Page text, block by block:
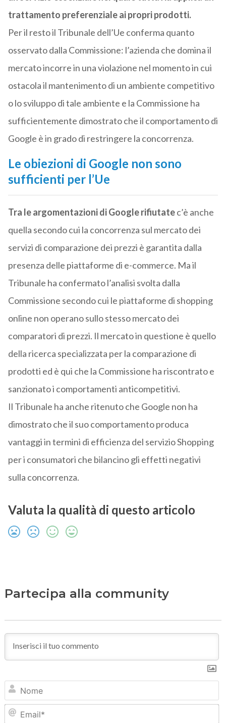
trattamento preferenziale ai propri prodotti.
Per il resto il Tribunale dell’Ue conferma quanto
osservato dalla Commissione: l’azienda che domina il
mercato incorre in una violazione nel momento in cui
ostacola il mantenimento di un ambiente competitivo
o lo sviluppo di tale ambiente e la Commissione ha
sufficientemente dimostrato che il comportamento di
Google è in grado di restringere la concorrenza.
Le obiezioni di Google non sono
sufficienti per l’Ue
Tra le argomentazioni di Google rifiutatec’è anche
quella secondo cui la concorrenza sul mercato dei
servizi di comparazione dei prezzi è garantita dalla
presenza delle piattaforme di e-commerce. Ma il
Tribunale ha confermato l’analisi svolta dalla
Commissione secondo cui le piattaforme di shopping
online non operano sullo stesso mercato dei
comparatori di prezzi. Il mercato in questione è quello
della ricerca specializzata per la comparazione di
prodotti ed è qui che la Commissione ha riscontrato e
sanzionato i comportamenti anticompetitivi.
Il Tribunale ha anche ritenuto che Google non ha
dimostrato che il suo comportamento produca
vantaggi in termini di efficienza del servizio Shopping
per i consumatori che bilancino gli effetti negativi
sulla concorrenza.
Valuta la qualità di questo articolo
Partecipa alla community